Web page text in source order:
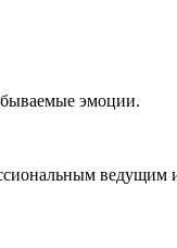
эмоции.
ведущим